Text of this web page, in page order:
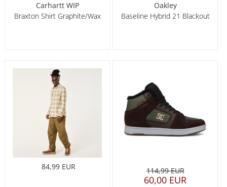
Carhartt WIP
Braxton Shirt Graphite/Wax
Oakley
Baseline Hybrid 21 Blackout
84,99 EUR 114,99 EUR
60,00 EUR